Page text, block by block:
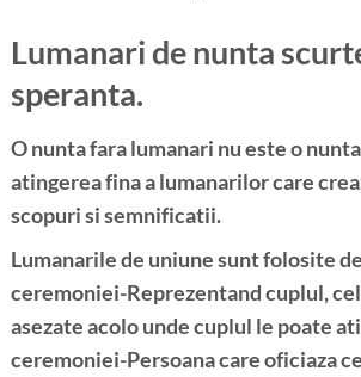
Lumanari de nunta
speranta.
O nunta fara lumanari nu este o
atingerea fina a lumanarilor care
scopuri si semnificatii.
Lumanarile de uniune sunt folosite
ceremoniei-Reprezentand cuplul,
asezate acolo unde cuplul le poate
ceremoniei-Persoana care oficiaza